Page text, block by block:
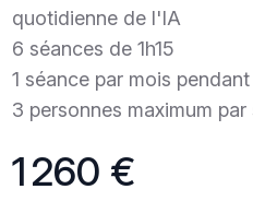
quotidienne de l'IA
6 séances de 1h15
1 séance par mois
3 personnes maximum par
1 260 €